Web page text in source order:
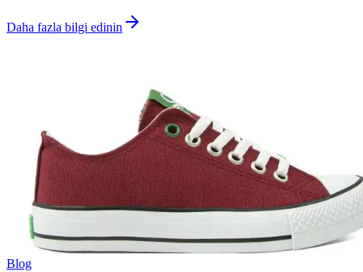
Daha fazla bilgi edinin
Blog